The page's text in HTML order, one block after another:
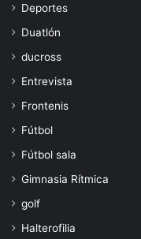
Deportes
Duatlón
ducross
Entrevista
Frontenis
Fútbol
Fútbol sala
Gimnasia Rítmica
golf
Halterofilia